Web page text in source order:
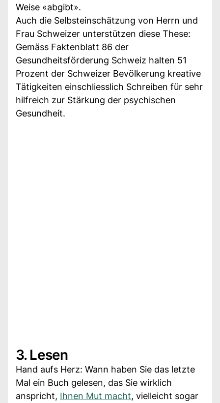
Weise «abgibt».
Auch die Selbsteinschätzung von Herrn und
Frau Schweizer unterstützen diese These:
Gemäss Faktenblatt 86 der
Gesundheitsförderung Schweiz halten 51
Prozent der Schweizer Bevölkerung kreative
Tätigkeiten einschliesslich Schreiben für sehr
hilfreich zur Stärkung der psychischen
Gesundheit.
3. Lesen
Hand aufs Herz: Wann haben Sie das letzte
Mal ein Buch gelesen, das Sie wirklich
anspricht, Ihnen Mut macht, vielleicht sogar